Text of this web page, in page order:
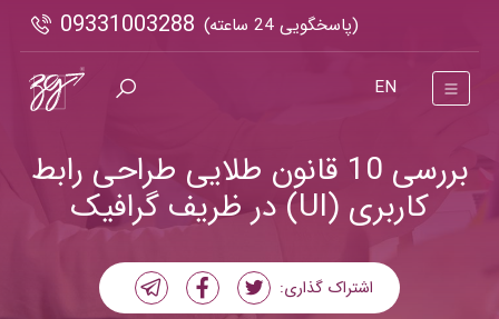
(پاسخگویی 24 ساعته) 09331003288
EN
بررسی 10 قانون طلایی طراحی رابط
کاربری (UI) در ظریف گرافیک
اشتراک گذاری: